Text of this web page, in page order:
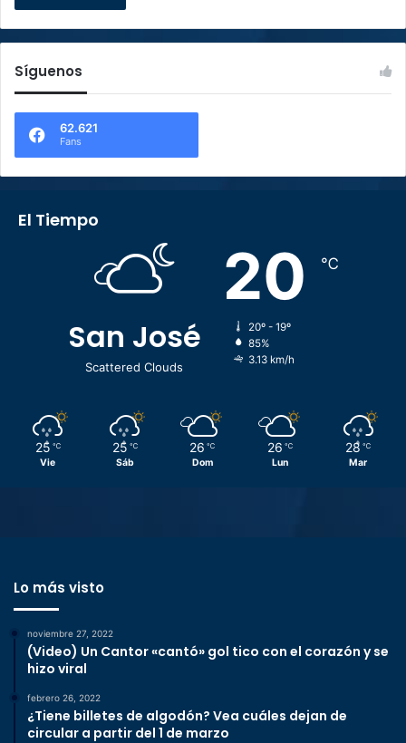
Síguenos
62.621
Fans
El Tiempo
San José
Scattered Clouds
20 ℃
20º - 19º
85%
3.13 km/h
25 ℃
Vie
25 ℃
Sáb
26 ℃
Dom
26 ℃
Lun
28 ℃
Mar
Lo más visto
noviembre 27, 2022
(Video) Un Cantor «cantó» gol tico con el corazón y se
hizo viral
febrero 26, 2022
¿Tiene billetes de algodón? Vea cuáles dejan de
circular a partir del 1 de marzo